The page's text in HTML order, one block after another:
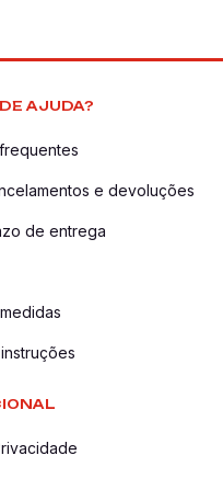
AJUDA?
e devoluções
de entrega